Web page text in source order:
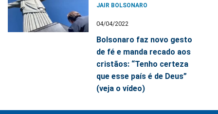
JAIR BOLSONARO
04/04/2022
Bolsonaro faz novo gesto
de fé e manda recado aos
cristãos: “Tenho certeza
que esse país é de Deus”
(veja o vídeo)